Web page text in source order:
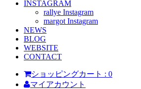
INSTAGRAM
rallye Instagram
margot Instagram
NEWS
BLOG
WEBSITE
CONTACT
ショッピングカート : 0
マイアカウント